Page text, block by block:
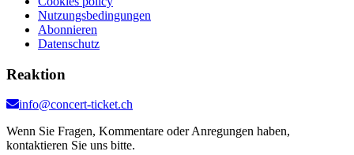
Nutzungsbedingungen
Abonnieren
Datenschutz
Reaktion
info@concert-ticket.ch
Wenn Sie Fragen, Kommentare oder Anregungen haben,
kontaktieren Sie uns bitte.